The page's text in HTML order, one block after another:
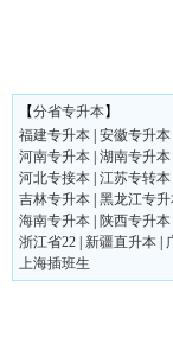
【分省专升本】
福建专升本 安徽专升本
河南专升本 湖南专升本
河北专接本 江苏专转本
吉林专升本 黑龙江专
海南专升本
陕西专升本
浙江省22 新疆直升本
上海插班生